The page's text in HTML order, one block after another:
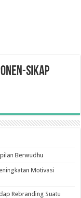
Sikap
Berwudhu
Motivasi
Rebranding Suatu